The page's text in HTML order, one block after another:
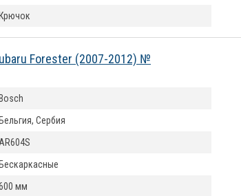
Крючок
Forester (2007-2012) №
Bosch
Бельгия, Сербия
AR604S
Бескаркасные
мм